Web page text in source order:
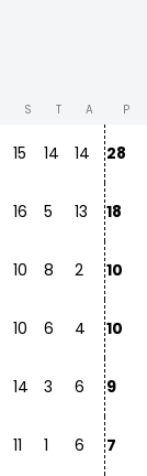
S T A P
15 14 14 28
16 5 13 18
10 8 2 10
10 6 4 10
14 3 6 9
11 1 6 7